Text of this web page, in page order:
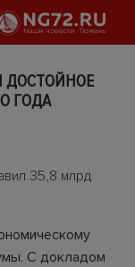
ДОСТОЙНОЕ
ГОДА
35,8 млрд
С докладом